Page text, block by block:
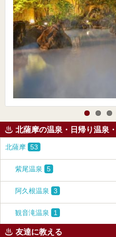
北薩摩の温泉・日帰り温泉
北薩摩 53
紫尾温泉 5
阿久根温泉 3
観音滝温泉 1
友達に教える